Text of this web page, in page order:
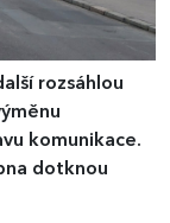
rozsáhlou
komunikace.
dotknou